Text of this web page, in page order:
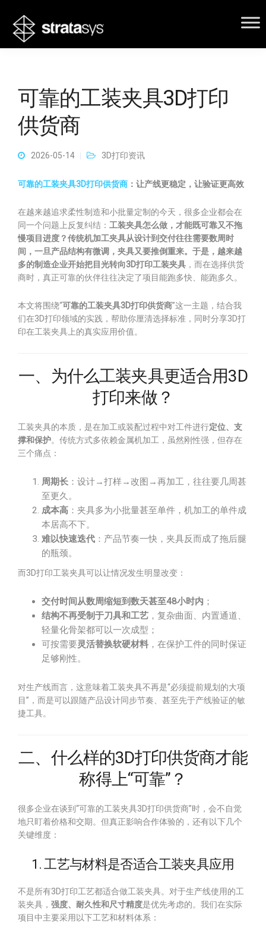
可靠的工装夹具3D打印
供货商
2026-05-14 3D打印资讯
可靠的工装夹具3D打印供货商 ：让产线更稳定，让验证更高效
在越来越追求柔性制造和小批量定制的今天，很多企业都会在
同一个问题上反复纠结： 工装夹具怎么做，才能既可靠又不拖
慢项目进度？传统机加工夹具从设计到交付往往需要数周时
间，一旦产品结构有微调，夹具又要推倒重来。于是，越来越
多的制造企业开始把目光转向3D打印工装夹具 ，而在选择供货
商时，真正可靠的伙伴往往决定了项目能跑多快、能跑多久。
本文将围绕“可靠的工装夹具3D打印供货商”这一主题，结合我
们在3D打印领域的实践，帮助你厘清选择标准，同时分享3D打
印在工装夹具上的真实应用价值。
一、为什么工装夹具更适合用3D
打印来做？
工装夹具的本质，是在加工或装配过程中对工件进行定位、支
撑和保护。传统方式多依赖金属机加工，虽然刚性强，但存在
三个痛点：
周期长 ：设计→打样→改图→再加工，往往要几周甚
至更久。
成本高 ：夹具多为小批量甚至单件，机加工的单件成
本居高不下。
难以快速迭代 ：产品节奏一快，夹具反而成了拖后腿
的瓶颈。
而3D打印工装夹具可以让情况发生明显改变：
交付时间从数周缩短到数天甚至48小时内 ；
结构不再受制于刀具和工艺 ，复杂曲面、内置通道、
轻量化骨架都可以一次成型；
可按需要灵活替换软硬材料 ，在保护工件的同时保证
足够刚性。
对生产线而言，这意味着工装夹具不再是“必须提前规划的大项
目”，而是可以跟随产品设计同步节奏、甚至先于产线验证的敏
捷工具。
二、什么样的3D打印供货商才能
称得上“可靠”？
很多企业在谈到“可靠的工装夹具3D打印供货商”时，会不自觉
地只盯着价格和交期。但真正影响合作体验的，还有以下几个
关键维度：
1. 工艺与材料是否适合工装夹具应用
不是所有3D打印工艺都适合做工装夹具。对于生产线使用的工
装夹具， 强度、耐久性和尺寸精度是优先考虑的。我们在实际
项目中主要采用以下工艺和材料体系：